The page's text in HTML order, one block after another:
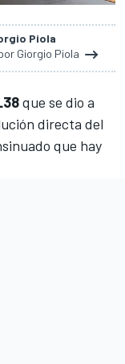
Piola
Giorgio Piola
que se dio a
directa del
que hay